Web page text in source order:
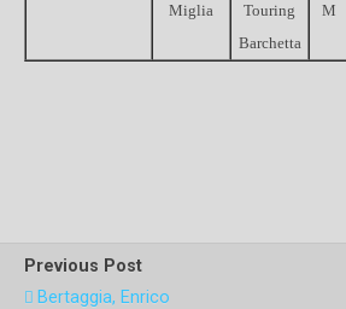
Miglia
Touring
Barchetta
M
Previous Post
Bertaggia, Enrico